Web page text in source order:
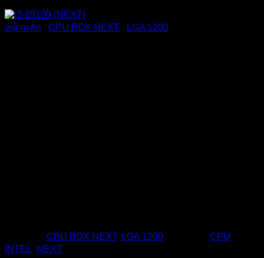
หน้าหลัก CPU BOX NEXT LGA 1200
CPU BOX NEXT, LGA 1200 CPU
INTEL
NEXT